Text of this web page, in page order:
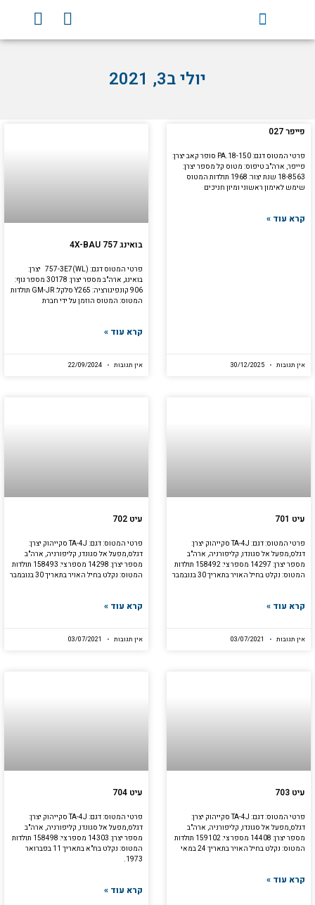
F
a
c
Y
o
u
יולי ב3, 2021
פייפר 027
פרטי המטוס דגם: PA.18-150 סופר קאב יצרן:
פייפר, ארה"ב טיפוס: מטוס קל מספר יצרן:
18-8563 שנת יצור: 1968 תולדות המטוס
שימש לאימון ראשוני ומיון חניכים
קרא עוד »
אין תגובות
בואינג 4X-BAU 757
פרטי המטוס דגם: 757-3E7(WL) יצרן:
בואינג, ארה"ב מספר יצרן: 30178 מספר גוף:
906 קונפיגורציה: Y265 סלקל: GM-JR תולדות
המטוס: המטוס הוזמן על ידי חברת
קרא עוד »
אין תגובות
עיט 701
פרטי המטוס: דגם: TA-4J סקייהוק יצרן:
דגלס,מפעל אל סגונדו, קליפורניה, ארה"ב
מספר יצרן: 14297 מספר צי: 158492 תולדות
המטוס: נקלט בחיל האויר בתאריך 30 בנובמבר
קרא עוד »
אין תגובות
עיט 702
פרטי המטוס: דגם: TA-4J סקייהוק יצרן:
דגלס,מפעל אל סגונדו, קליפורניה, ארה"ב
מספר יצרן: 14298 מספר צי: 158493 תולדות
המטוס: נקלט בחיל האויר בתאריך 30 בנובמבר
קרא עוד »
אין תגובות
עיט 703
פרטי המטוס: דגם: TA-4J סקייהוק יצרן:
דגלס,מפעל אל סגונדו, קליפורניה, ארה"ב
מספר יצרן: 14408 מספר צי: 159102 תולדות
המטוס: נקלט בחיל האויר בתאריך 24 במאי
קרא עוד »
עיט 704
פרטי המטוס: דגם: TA-4J סקייהוק יצרן:
דגלס,מפעל אל סגונדו, קליפורניה, ארה"ב
מספר יצרן: 14303 מספר צי: 158498 תולדות
המטוס: נקלט בח"א בתאריך 11 בפברואר
1973.
קרא עוד »